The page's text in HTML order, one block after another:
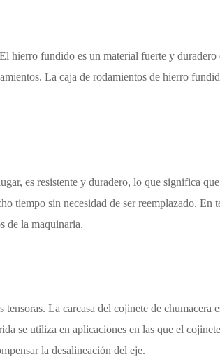
hierro fundido es un material fuerte y duradero
La caja de rodamientos de hierro
es resistente y duradero, lo que significa
tiempo sin necesidad de ser reemplazado. En
de la maquinaria.
tensoras. La carcasa del cojinete de
se utiliza en aplicaciones en las que el
la desalineación del eje.